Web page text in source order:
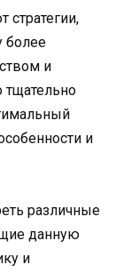
стратегии,
более
и
тщательно
и
различные
данную
и